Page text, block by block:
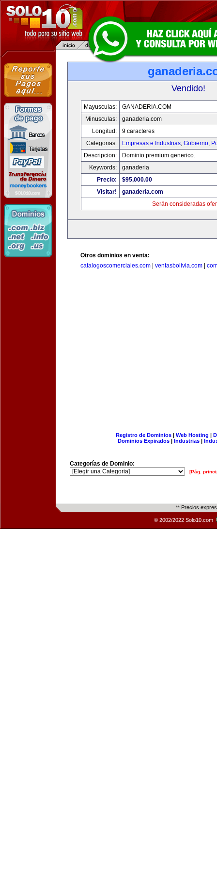
Vendido!
Mayusculas:
GANADERIA.COM
Minusculas:
ganaderia.com
Longitud:
9 caracteres
Categorias:
Empresas e Industrias, Gobierno,
Descripcion:
Dominio premium generico.
Keywords:
ganaderia
Precio:
$95,000.00
Visitar!
ganaderia.com
Serán consideradas
Otros dominios en venta:
catalogoscomerciales.com
ventasbolivia.com
Registro de Dominios| Web Hosting |
Dominios Expirados | Industrias |
Categorías de Dominio:
[Pág.
** Precios
© 2002/2022 Solo10.com